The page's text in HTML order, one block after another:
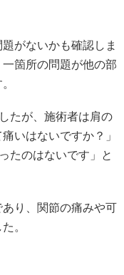
がないかも確認しま
箇所の問題が他の部
たが、施術者は肩の
いはないですか？」
たのはないです」と
り、関節の痛みや可
。